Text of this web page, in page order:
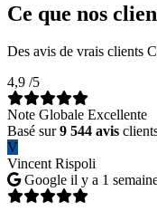
Ce que nos
Des avis de vrais clients
4,9 /5
Note Globale Excellente
Basé sur9 544 avis
V
Vincent Rispoli
Google il y a 1